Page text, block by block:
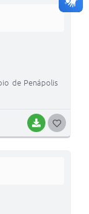
BAIXAR
de Penápolis